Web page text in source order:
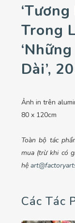
Trong
Dài’,
Ảnh in trên
80 x 120cm
Toàn bộ tác
mua (trừ khi có
hệ
Các Tác